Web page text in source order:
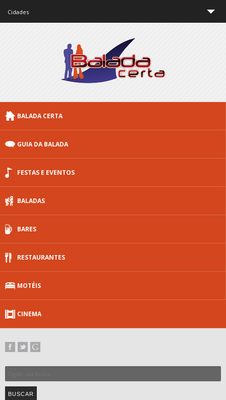
Cidades
Curitiba
Porto Alegre
Floripa
BALADA CERTA
GUIA DA BALADA
FESTAS E EVENTOS
BALADAS
BARES
RESTAURANTES
MOTÉIS
CINEMA